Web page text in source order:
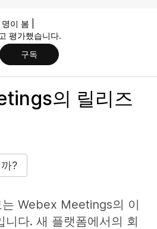
이 봄 |
평가했습니다.
구독
의 릴리즈
?
Webex Meetings의 이
니다. 새 플랫폼에서의 회